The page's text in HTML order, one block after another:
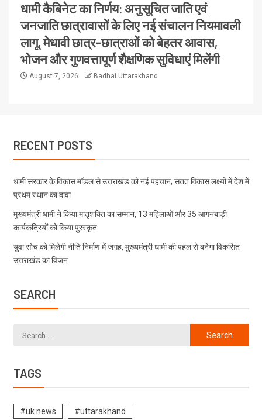
धामी कैबिनेट का निर्णय: अनुसूचित जाति एवं
जनजाति छात्रावासों के लिए नई संचालन नियमावली
लागू, मेधावी छात्र-छात्राओं को बेहतर आवास,
भोजन और गुणवत्तापूर्ण शैक्षणिक सुविधाएं मिलेंगी
August 7, 2026 Badhai Uttarakhand
RECENT POSTS
धामी सरकार के विकास मॉडल से उत्तराखंड को नई पहचान, सतत विकास लक्ष्यों में देश में
प्रथम स्थान का दावा
मुख्यमंत्री धामी ने किया मातृशक्ति का सम्मान, 13 महिलाओं और 35 आंगनबाड़ी
कार्यकत्रियों को किया पुरस्कृत
युवा सोच को मिलेगी नीति निर्माण में जगह, मुख्यमंत्री धामी की पहल से बनेगा विकसित
उत्तराखंड का विजन
SEARCH
TAGS
#uk news #uttarakhand